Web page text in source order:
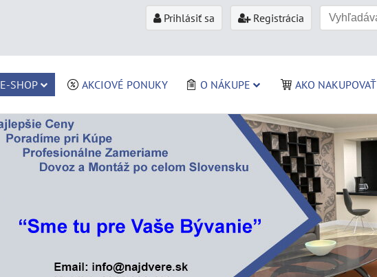
Prihlásiť sa Registrácia
E-SHOP AKCIOVÉ PONUKY O NÁKUPE AKO NAKUPOVAŤ